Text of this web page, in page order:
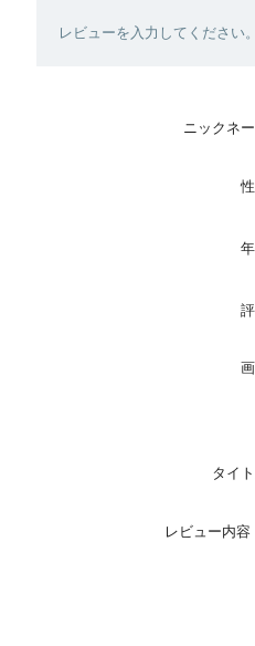
レビューを入力してください。
ニックネ
タイ
レビュー内容